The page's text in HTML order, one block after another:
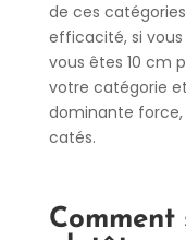
de ces
efficacité, si
vous êtes 10 cm
votre catégorie
dominante force,
catés.
Comment